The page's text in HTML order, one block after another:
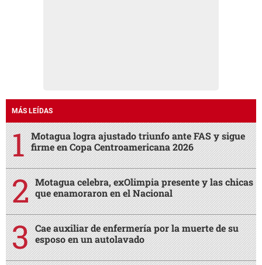
MÁS LEÍDAS
Motagua logra ajustado triunfo ante FAS y sigue
firme en Copa Centroamericana 2026
Motagua celebra, exOlimpia presente y las chicas
que enamoraron en el Nacional
Cae auxiliar de enfermería por la muerte de su
esposo en un autolavado